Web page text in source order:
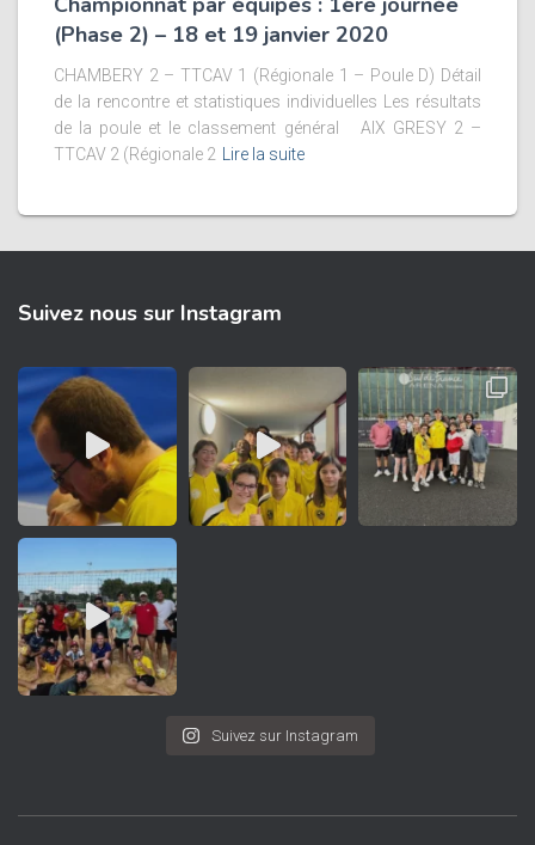
(Phase 2) – 18 et 19 janvier 2020
CHAMBERY 2 – TTCAV 1 (Régionale 1 – Poule D) Détail
de la rencontre et statistiques individuelles Les résultats
de la poule et le classement général AIX GRESY 2 –
TTCAV 2 (Régionale 2
Lire la suite
Suivez nous sur Instagram
Suivez sur Instagram